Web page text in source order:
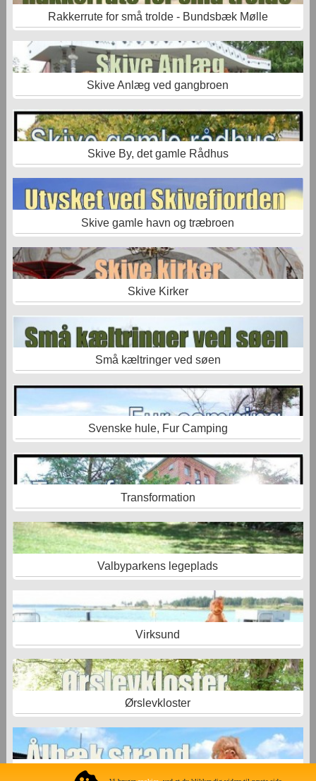
Rakkerrute for små trolde - Bundsbæk Mølle
Skive Anlæg ved gangbroen
Skive By, det gamle Rådhus
Skive gamle havn og træbroen
Skive Kirker
Små kæltringer ved søen
Svenske hule, Fur Camping
Transformation
Valbyparkens legeplads
Virksund
Ørslevkloster
Ålbæk -Limfjordscamping